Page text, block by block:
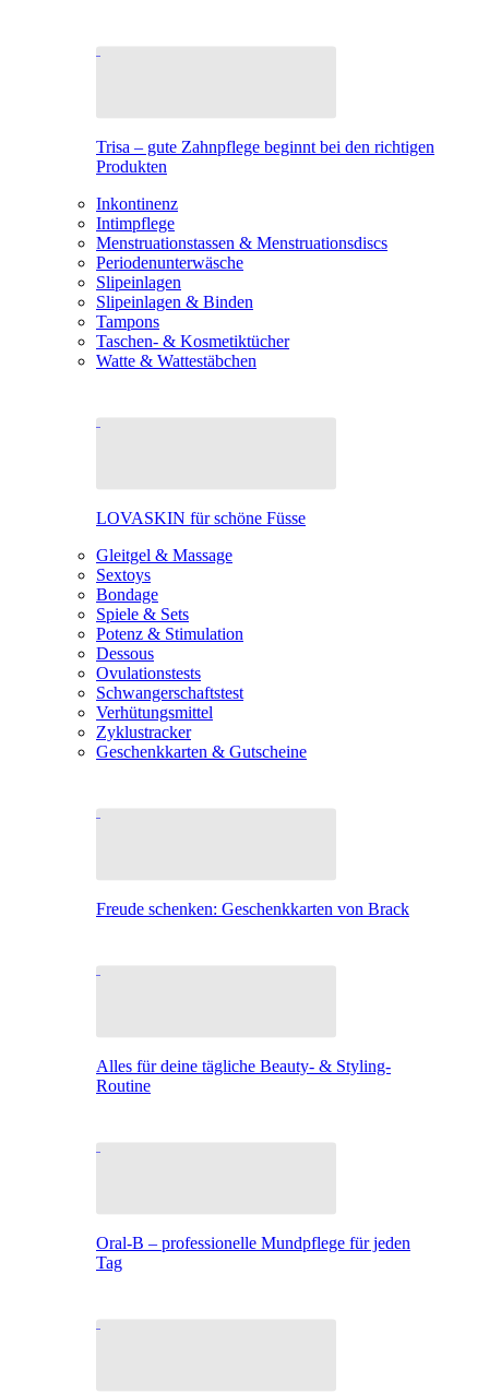
Trisa – gute Zahnpflege beginnt bei den richtigen
Produkten
Inkontinenz
Intimpflege
Menstruationstassen & Menstruationsdiscs
Periodenunterwäsche
Slipeinlagen
Slipeinlagen & Binden
Tampons
Taschen- & Kosmetiktücher
Watte & Wattestäbchen
LOVASKIN für schöne Füsse
Gleitgel & Massage
Sextoys
Bondage
Spiele & Sets
Potenz & Stimulation
Dessous
Ovulationstests
Schwangerschaftstest
Verhütungsmittel
Zyklustracker
Geschenkkarten & Gutscheine
Freude schenken: Geschenkkarten von Brack
Alles für deine tägliche Beauty- & Styling-
Routine
Oral-B – professionelle Mundpflege für jeden
Tag